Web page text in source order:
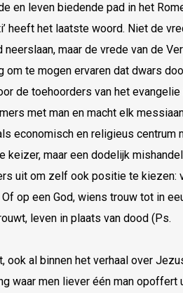
en leven biedende pad in het
heeft het laatste woord. Niet de
maar de vrede van de
te mogen ervaren dat dwars
de toehoorders van het
met man en macht elk
economisch en religieus centrum
keizer, maar een dodelijk
uit om zelf ook positie te kiezen:
op een God, wiens trouw tot in
leven in plaats van dood (Ps.
ook al binnen het verhaal over
waar men liever één man opoffert